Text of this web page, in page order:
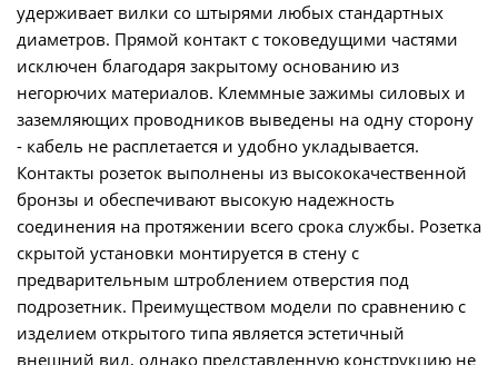
удерживает вилки со штырями любых стандартных
диаметров. Прямой контакт с токоведущими частями
исключен благодаря закрытому основанию из
негорючих материалов. Клеммные зажимы силовых и
заземляющих проводников выведены на одну сторону
- кабель не расплетается и удобно укладывается.
Контакты розеток выполнены из высококачественной
бронзы и обеспечивают высокую надежность
соединения на протяжении всего срока службы. Розетка
скрытой установки монтируется в стену с
предварительным штроблением отверстия под
подрозетник. Преимуществом модели по сравнению с
изделием открытого типа является эстетичный
внешний вид, однако представленную конструкцию не